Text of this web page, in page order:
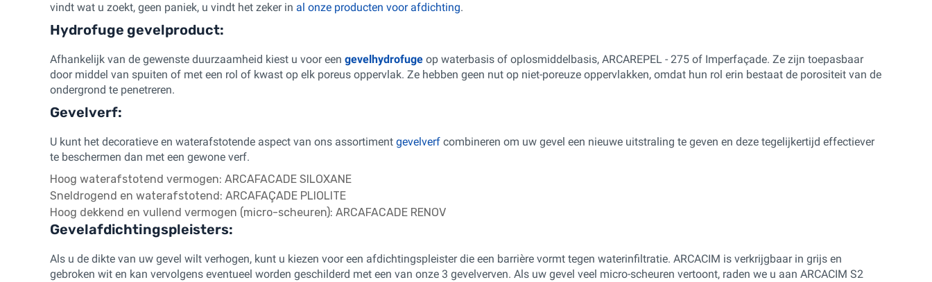
vindt wat u zoekt, geen paniek, u vindt het zeker in al onze producten voor afdichting.
Hydrofuge gevelproduct:
Afhankelijk van de gewenste duurzaamheid kiest u voor een gevelhydrofuge op waterbasis of oplosmiddelbasis, ARCAREPEL - 275 of Imperfaçade. Ze zijn toepasbaar
door middel van spuiten of met een rol of kwast op elk poreus oppervlak. Ze hebben geen nut op niet-poreuze oppervlakken, omdat hun rol erin bestaat de porositeit van de
ondergrond te penetreren.
Gevelverf:
U kunt het decoratieve en waterafstotende aspect van ons assortiment gevelverf combineren om uw gevel een nieuwe uitstraling te geven en deze tegelijkertijd effectiever
te beschermen dan met een gewone verf.
Hoog waterafstotend vermogen: ARCAFACADE SILOXANE
Sneldrogend en waterafstotend: ARCAFAÇADE PLIOLITE
Hoog dekkend en vullend vermogen (micro-scheuren): ARCAFACADE RENOV
Gevelafdichtingspleisters:
Als u de dikte van uw gevel wilt verhogen, kunt u kiezen voor een afdichtingspleister die een barrière vormt tegen waterinfiltratie. ARCACIM is verkrijgbaar in grijs en
gebroken wit en kan vervolgens eventueel worden geschilderd met een van onze 3 gevelverven. Als uw gevel veel micro-scheuren vertoont, raden we u aan ARCACIM S2